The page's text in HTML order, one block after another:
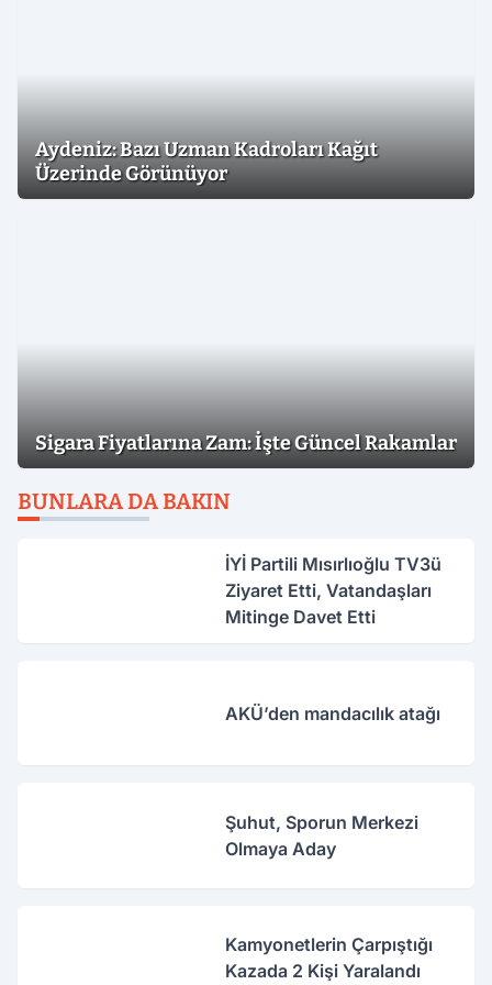
Aydeniz: Bazı Uzman Kadroları Kağıt
Üzerinde Görünüyor
Sigara Fiyatlarına Zam: İşte Güncel Rakamlar
BUNLARA DA BAKIN
İYİ Partili Mısırlıoğlu TV3ü
Ziyaret Etti, Vatandaşları
Mitinge Davet Etti
AKÜ’den mandacılık atağı
Şuhut, Sporun Merkezi
Olmaya Aday
Kamyonetlerin Çarpıştığı
Kazada 2 Kişi Yaralandı